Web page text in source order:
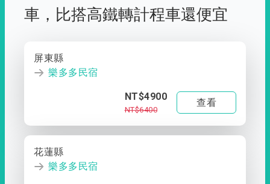
車， 比搭高鐵轉計程車還便宜
屏東縣
樂多多民宿
NT$4900
NT$6400
查看
花蓮縣
樂多多民宿